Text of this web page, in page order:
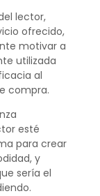
lector,
ofrecido,
motivar a
utilizada
al
compra.
esté
para crear
y
sería el